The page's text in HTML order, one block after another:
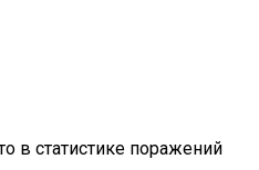
в статистике поражений